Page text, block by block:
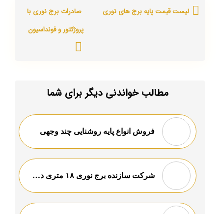
لیست قیمت پایه برج های نوری
صادرات برج نوری با
پروژکتور و فونداسیون
مطالب خواندنی دیگر برای شما
فروش انواع پایه روشنایی چند وجهی
شرکت سازنده برج نوری ۱۸ متری در اراک